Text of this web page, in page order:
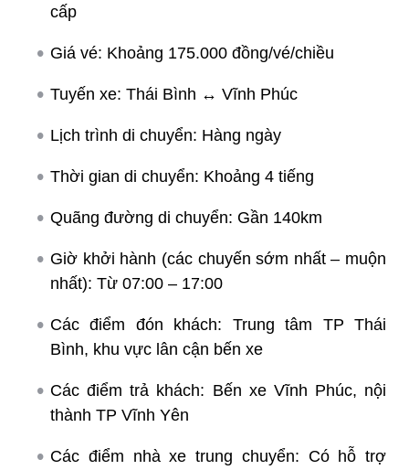
cấp
Giá vé: Khoảng 175.000 đồng/vé/chiều
Tuyến xe: Thái Bình ↔ Vĩnh Phúc
Lịch trình di chuyển: Hàng ngày
Thời gian di chuyển: Khoảng 4 tiếng
Quãng đường di chuyển: Gần 140km
Giờ khởi hành (các chuyến sớm nhất – muộn
nhất): Từ 07:00 – 17:00
Các điểm đón khách: Trung tâm TP Thái
Bình, khu vực lân cận bến xe
Các điểm trả khách: Bến xe Vĩnh Phúc, nội
thành TP Vĩnh Yên
Các điểm nhà xe trung chuyển: Có hỗ trợ